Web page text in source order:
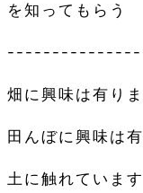
を知ってもらう
畑に興味は有り
田んぼに興味は
土に触れていま